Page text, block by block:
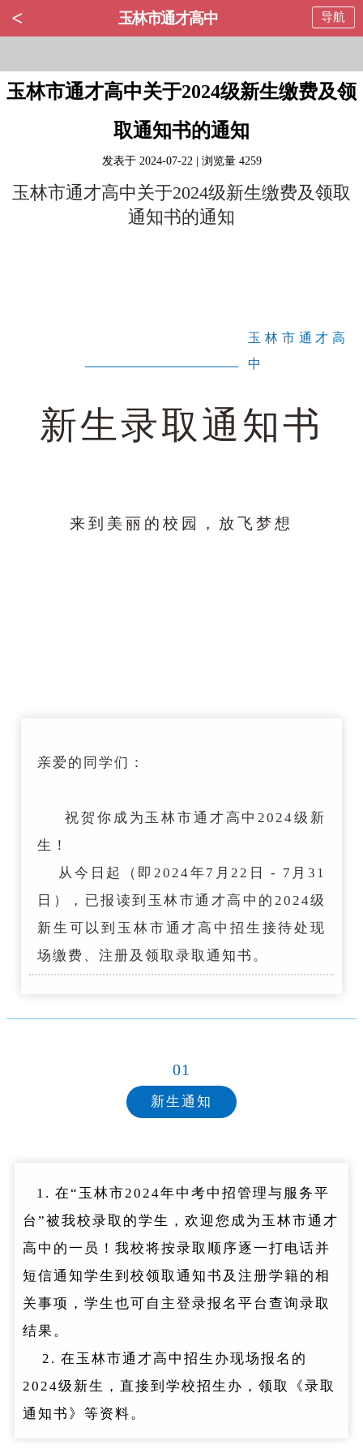
< 玉林市通才高中 导航
玉林市通才高中关于2024级新生缴费及领
取通知书的通知
发表于 2024-07-22 | 浏览量 4259
玉林市通才高中关于2024级新生缴费及领取
通知书的通知
玉林市通才高
中
新生录取通知书
来到美丽的校园，放飞梦想
亲爱的同学们：
祝贺你成为玉林市通才高中2024级新
生！
从今日起（即2024年7月22日 - 7月31
日），已报读到玉林市通才高中的2024级
新生可以到玉林市通才高中招生接待处现
场缴费、注册及领取录取通知书。
01
新生通知
1. 在“玉林市2024年中考中招管理与服务平
台”被我校录取的学生，欢迎您成为玉林市通才
高中的一员！我校将按录取顺序逐一打电话并
短信通知学生到校领取通知书及注册学籍的相
关事项，学生也可自主登录报名平台查询录取
结果。
2. 在玉林市通才高中招生办现场报名的
2024级新生，直接到学校招生办，领取《录取
通知书》等资料。